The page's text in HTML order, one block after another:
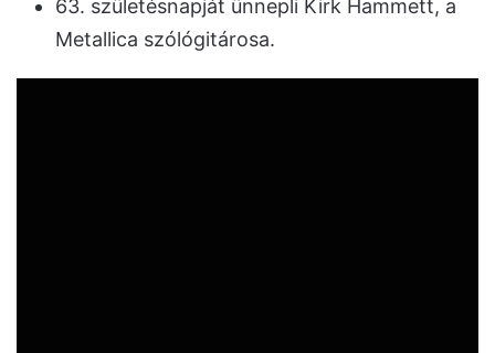
63. születésnapját ünnepli Kirk Hammett, a
Metallica szólógitárosa.